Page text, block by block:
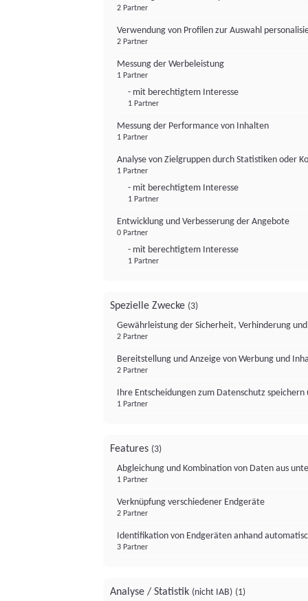
2 Partner
Verwendung von Profilen zur Auswahl
2 Partner
Messung der Werbeleistung
1 Partner
- mit berechtigtem Interesse
1 Partner
Messung der Performance von Inhalten
1 Partner
Analyse von Zielgruppen durch Statistiken oder
1 Partner
- mit berechtigtem Interesse
1 Partner
Entwicklung und Verbesserung der Angebote
0 Partner
- mit berechtigtem Interesse
1 Partner
Spezielle Zwecke (3)
Gewährleistung der Sicherheit, Verhinderung
2 Partner
Bereitstellung und Anzeige von Werbung und
2 Partner
Ihre Entscheidungen zum Datenschutz
1 Partner
Features (3)
Abgleichung und Kombination von Daten aus
1 Partner
Verknüpfung verschiedener Endgeräte
2 Partner
Identifikation von Endgeräten anhand
3 Partner
Analyse / Statistik (nicht IAB) (1)